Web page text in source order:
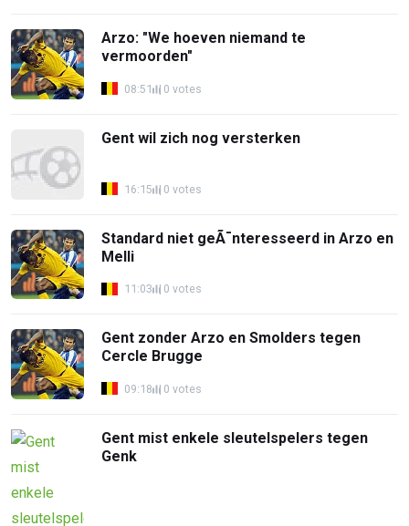
Arzo: "We hoeven niemand te
vermoorden"
08:51 0 votes
Gent wil zich nog versterken
16:15 0 votes
Standard niet geÃ¯nteresseerd in Arzo en
Melli
11:03 0 votes
Gent zonder Arzo en Smolders tegen
Cercle Brugge
09:18 0 votes
Gent mist enkele sleutelspelers tegen
Genk